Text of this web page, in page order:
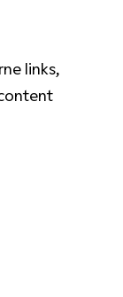
links,